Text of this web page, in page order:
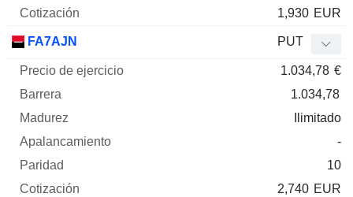
1,930 EUR
FA7AJN PUT
1.034,78 €
1.034,78
Ilimitado
-
10
2,740 EUR